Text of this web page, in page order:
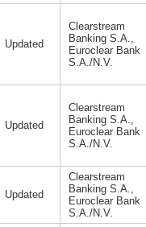
Updated
Clearstream
Banking S.A.,
Euroclear Bank
S.A./N.V.
Updated
Clearstream
Banking S.A.,
Euroclear Bank
S.A./N.V.
Updated
Clearstream
Banking S.A.,
Euroclear Bank
S.A./N.V.